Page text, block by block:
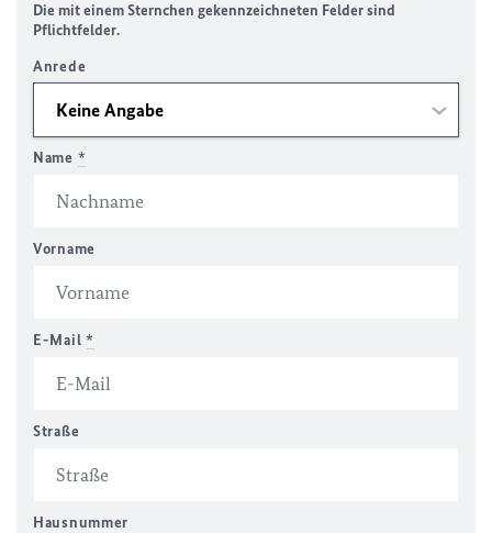
Die mit einem Sternchen gekennzeichneten Felder sind
Pflichtfelder.
Anrede
Name *
Vorname
E-Mail *
Straße
Hausnummer